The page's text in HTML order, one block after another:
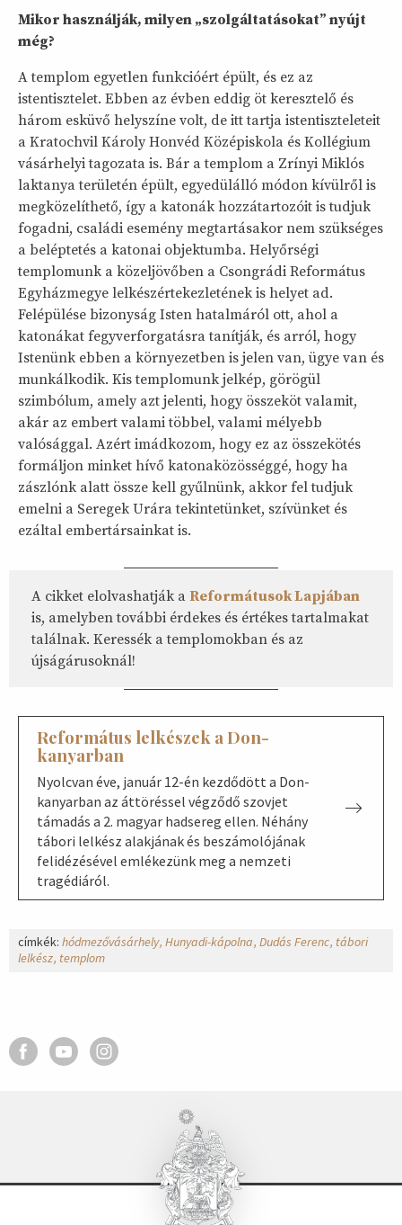
Mikor használják, milyen „szolgáltatásokat” nyújt
még?
A templom egyetlen funkcióért épült, és ez az
istentisztelet. Ebben az évben eddig öt keresztelő és
három esküvő helyszíne volt, de itt tartja istentiszteleteit
a Kratochvil Károly Honvéd Középiskola és Kollégium
vásárhelyi tagozata is. Bár a templom a Zrínyi Miklós
laktanya területén épült, egyedülálló módon kívülről is
megközelíthető, így a katonák hozzátartozóit is tudjuk
fogadni, családi esemény megtartásakor nem szükséges
a beléptetés a katonai objektumba. Helyőrségi
templomunk a közeljövőben a Csongrádi Református
Egyházmegye lelkészértekezletének is helyet ad.
Felépülése bizonyság Isten hatalmáról ott, ahol a
katonákat fegyverforgatásra tanítják, és arról, hogy
Istenünk ebben a környezetben is jelen van, ügye van és
munkálkodik. Kis templomunk jelkép, görögül
szimbólum, amely azt jelenti, hogy összeköt valamit,
akár az embert valami többel, valami mélyebb
valósággal. Azért imádkozom, hogy ez az összekötés
formáljon minket hívő katonaközösséggé, hogy ha
zászlónk alatt össze kell gyűlnünk, akkor fel tudjuk
emelni a Seregek Urára tekintetünket, szívünket és
ezáltal embertársainkat is.
A cikket elolvashatják a Reformátusok Lapjában
is, amelyben további érdekes és értékes tartalmakat
találnak. Keressék a templomokban és az
újságárusoknál!
Református lelkészek a Don-
kanyarban
Nyolcvan éve, január 12-én kezdődött a Don-
kanyarban az áttöréssel végződő szovjet
támadás a 2. magyar hadsereg ellen. Néhány
tábori lelkész alakjának és beszámolójának
felidézésével emlékezünk meg a nemzeti
tragédiáról.
címkék: hódmezővásárhely Hunyadi-kápolna Dudás Ferenc tábori
lelkész templom